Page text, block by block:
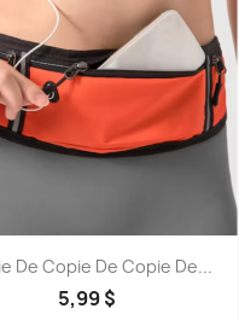
De Copie De Copie De...
5,99 $